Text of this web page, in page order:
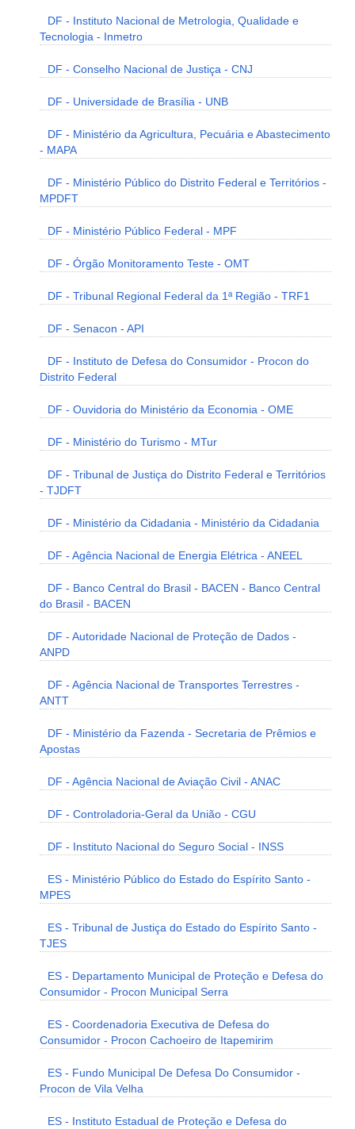
DF - Instituto Nacional de Metrologia, Qualidade e
Tecnologia - Inmetro
DF - Conselho Nacional de Justiça - CNJ
DF - Universidade de Brasília - UNB
DF - Ministério da Agricultura, Pecuária e Abastecimento
- MAPA
DF - Ministério Público do Distrito Federal e Territórios -
MPDFT
DF - Ministério Público Federal - MPF
DF - Órgão Monitoramento Teste - OMT
DF - Tribunal Regional Federal da 1ª Região - TRF1
DF - Senacon - API
DF - Instituto de Defesa do Consumidor - Procon do
Distrito Federal
DF - Ouvidoria do Ministério da Economia - OME
DF - Ministério do Turismo - MTur
DF - Tribunal de Justiça do Distrito Federal e Territórios
- TJDFT
DF - Ministério da Cidadania - Ministério da Cidadania
DF - Agência Nacional de Energia Elétrica - ANEEL
DF - Banco Central do Brasil - BACEN - Banco Central
do Brasil - BACEN
DF - Autoridade Nacional de Proteção de Dados -
ANPD
DF - Agência Nacional de Transportes Terrestres -
ANTT
DF - Ministério da Fazenda - Secretaria de Prêmios e
Apostas
DF - Agência Nacional de Aviação Civil - ANAC
DF - Controladoria-Geral da União - CGU
DF - Instituto Nacional do Seguro Social - INSS
ES - Ministério Público do Estado do Espírito Santo -
MPES
ES - Tribunal de Justiça do Estado do Espírito Santo -
TJES
ES - Departamento Municipal de Proteção e Defesa do
Consumidor - Procon Municipal Serra
ES - Coordenadoria Executiva de Defesa do
Consumidor - Procon Cachoeiro de Itapemirim
ES - Fundo Municipal De Defesa Do Consumidor -
Procon de Vila Velha
ES - Instituto Estadual de Proteção e Defesa do